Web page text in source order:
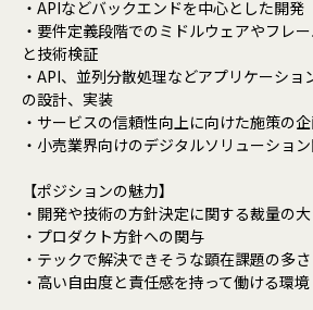
・APIなどバックエンドを中心とした開発
・要件定義段階でのミドルウェアやフレ
と技術検証
・API、並列分散処理などアプリケーショ
の設計、実装
・サービスの信頼性向上に向けた施策の
・小売業界向けのデジタルソリューショ
【ポジションの魅力】
・開発や技術の方針決定に関する裁量の
・プロダクト方針への関与
・テックで解決できそうな顕在課題の多さ
・高い自由度と責任感を持って働ける環境